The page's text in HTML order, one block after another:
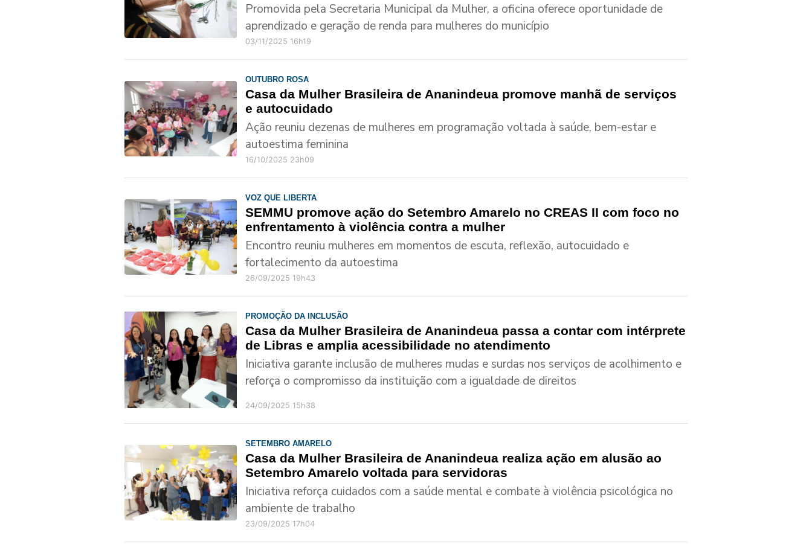
Promovida pela Secretaria Municipal da Mulher, a oficina oferece oportunidade de
aprendizado e geração de renda para mulheres do município
03/11/2025 16h19
OUTUBRO ROSA
Casa da Mulher Brasileira de Ananindeua promove manhã de serviços
e autocuidado
Ação reuniu dezenas de mulheres em programação voltada à saúde, bem-estar e
autoestima feminina
16/10/2025 23h09
VOZ QUE LIBERTA
SEMMU promove ação do Setembro Amarelo no CREAS II com foco no
enfrentamento à violência contra a mulher
Encontro reuniu mulheres em momentos de escuta, reflexão, autocuidado e
fortalecimento da autoestima
26/09/2025 19h43
PROMOÇÃO DA INCLUSÃO
Casa da Mulher Brasileira de Ananindeua passa a contar com intérprete
de Libras e amplia acessibilidade no atendimento
Iniciativa garante inclusão de mulheres mudas e surdas nos serviços de acolhimento e
reforça o compromisso da instituição com a igualdade de direitos
24/09/2025 15h38
SETEMBRO AMARELO
Casa da Mulher Brasileira de Ananindeua realiza ação em alusão ao
Setembro Amarelo voltada para servidoras
Iniciativa reforça cuidados com a saúde mental e combate à violência psicológica no
ambiente de trabalho
23/09/2025 17h04